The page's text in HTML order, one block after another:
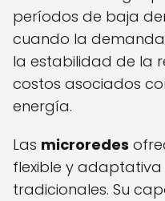
períodos de baja
cuando la
la estabilidad de la
costos asociados
energía.
Las microredes
flexible y
tradicionales. Su